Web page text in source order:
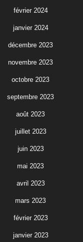
février 2024
janvier 2024
décembre 2023
novembre 2023
octobre 2023
septembre 2023
août 2023
juillet 2023
juin 2023
mai 2023
avril 2023
mars 2023
février 2023
janvier 2023